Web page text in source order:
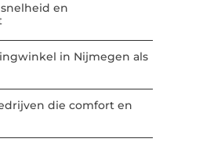
en
in Nijmegen als
die comfort en